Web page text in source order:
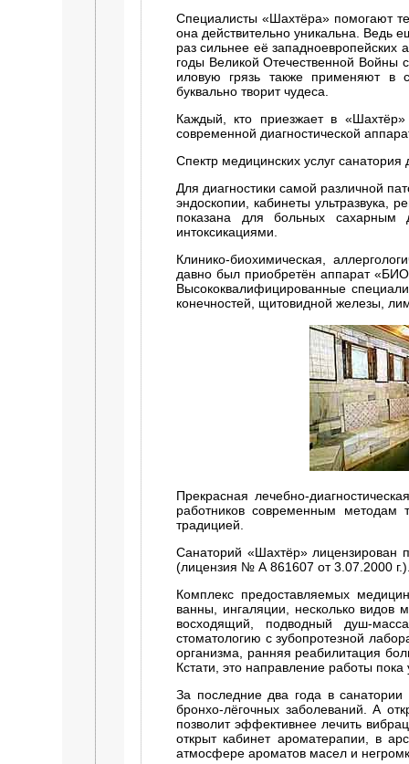
Специалисты «Шахтёра» помогают
она действительно уникальна. Ведь
раз сильнее её
годы Великой Отечественной Войны
иловую грязь также применяют в
буквально творит чудеса.
Каждый, кто приезжает в «Шахтёр»
современной диагностической
Спектр медицинских услуг
Для диагностики самой различной
эндоскопии, кабинеты ультразвука,
показана для больных сахарным
интоксикациями.
Клинико-биохимическая,
давно был приобретён аппарат
Высококвалифицированные
конечностей, щитовидной железы,
Прекрасная лечебно-
работников современным
традицией.
Санаторий «Шахтёр» лицензирован
(лицензия № А 861607 от 3.07.2000
Комплекс предоставляемых
ванны, ингаляции, несколько
восходящий, подводный душ-
стоматологию с зубопротезной
организма, ранняя реабилитация
Кстати, это направление работы
За последние два года в санатории
бронхо-лёгочных заболеваний. А
позволит эффективнее лечить
открыт кабинет ароматерапии, в
атмосфере ароматов масел и